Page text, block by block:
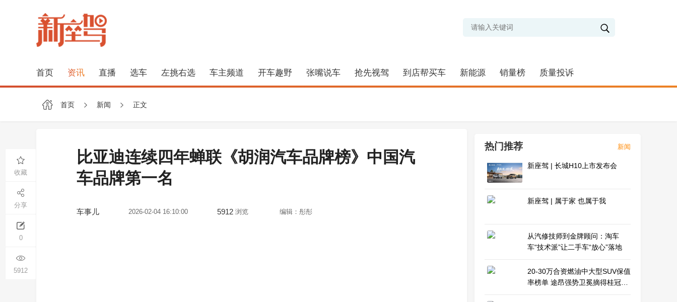
首页 资讯 直播 选车 左挑右选 车主频道 开车趣野 张嘴说车 抢先视驾 到店帮买车 新能源 销量榜 质量投诉
首页 新闻 正文
比亚迪连续四年蝉联《胡润汽车品牌榜》中国汽
车品牌第一名
车事儿 2026-02-04 16:10:00 5912 浏览 编辑：彤彤
收藏
分享
0
5912
热门推荐 新闻
新座驾 | 长城H10上市发布会
新座驾 | 属于家 也属于我
从汽修技师到金牌顾问：淘车
车“技术派”让二手车“放心”落地
20-30万合资燃油中大型SUV保值
率榜单 途昂强势卫冕摘得桂冠，